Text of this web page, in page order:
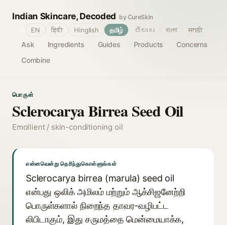
Indian Skincare, Decoded by CureSkin
Ask Ingredients Guides Products
Concerns
Combine
EN हिंदी Hinglish தமிழ் తెలుగు বাংলা मराठी
பொருள்
Sclerocarya Birrea Seed Oil
Emollient / skin-conditioning oil
என்னவென்று தெரிந்துகொள்ளுங்கள்
Sclerocarya birrea (marula) seed oil
என்பது ஒலிக் அமிலம் மற்றும் ஆக்சிஜனேற்றி
பொருள்களால் நிறைந்த தாவர-வழிபட்ட
லிபிடாகும், இது சருமத்தை மென்மையாக்க,